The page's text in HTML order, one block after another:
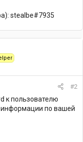
stealbe#7935
#2
к пользователю
по вашей